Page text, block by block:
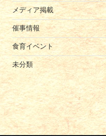
メディア掲載
催事情報
食育イベント
未分類